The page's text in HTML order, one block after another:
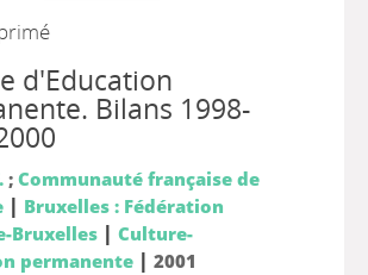
d'Education
Bilans 1998-
; Communauté française de
| Bruxelles : Fédération
Bruxelles| Culture-
permanente| 2001